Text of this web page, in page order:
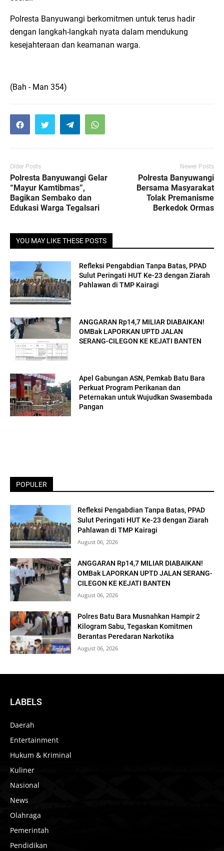
Polresta Banyuwangi berkomitmen untuk terus hadir
dengan langkah-langkah nyata dalam mendukung
kesejahteraan dan keamanan warga.
(Bah - Man 354)
Older Posts
Polresta Banyuwangi Gelar
“Mayur Kamtibmas”,
Bagikan Sembako dan
Edukasi Warga Tegalsari
Newer Posts
Polresta Banyuwangi
Bersama Masyarakat
Tolak Premanisme
Berkedok Ormas
YOU MAY LIKE THESE POSTS
Refleksi Pengabdian Tanpa Batas, PPAD
Sulut Peringati HUT Ke-23 dengan Ziarah
Pahlawan di TMP Kairagi
ANGGARAN Rp14,7 MILIAR DIABAIKAN!
OMBak LAPORKAN UPTD JALAN
SERANG-CILEGON KE KEJATI BANTEN
Apel Gabungan ASN, Pemkab Batu Bara
Perkuat Program Perikanan dan
Peternakan untuk Wujudkan Swasembada
Pangan
POPULER
Refleksi Pengabdian Tanpa Batas, PPAD
Sulut Peringati HUT Ke-23 dengan Ziarah
Pahlawan di TMP Kairagi
August 06, 2026
ANGGARAN Rp14,7 MILIAR DIABAIKAN!
OMBak LAPORKAN UPTD JALAN SERANG-
CILEGON KE KEJATI BANTEN
August 06, 2026
Polres Batu Bara Musnahkan Hampir 2
Kilogram Sabu, Tegaskan Komitmen
Berantas Peredaran Narkotika
August 06, 2026
LABELS
Daerah
Entertainment
Hukum & Kriminal
Kuliner
Nasional
News
Olahraga
Pemerintah
Pendidikan